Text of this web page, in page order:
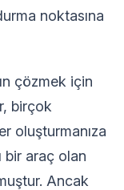
noktasına
çözmek için
birçok
oluşturmanıza
bir araç olan
Ancak